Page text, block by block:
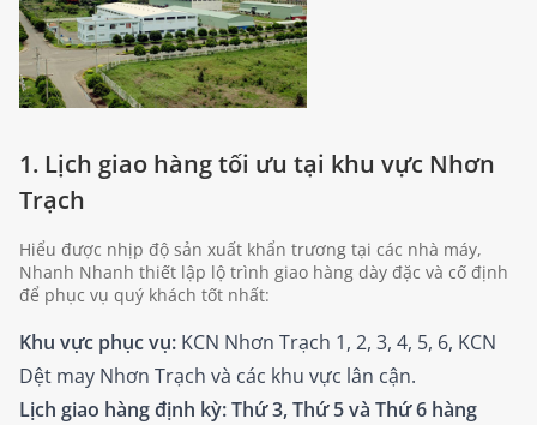
1. Lịch giao hàng tối ưu tại khu vực Nhơn
Trạch
Hiểu được nhịp độ sản xuất khẩn trương tại các nhà máy,
Nhanh Nhanh thiết lập lộ trình giao hàng dày đặc và cố định
để phục vụ quý khách tốt nhất:
Khu vực phục vụ: KCN Nhơn Trạch 1, 2, 3, 4, 5, 6, KCN
Dệt may Nhơn Trạch và các khu vực lân cận.
Lịch giao hàng định kỳ:Thứ 3, Thứ 5 và Thứ 6 hàng